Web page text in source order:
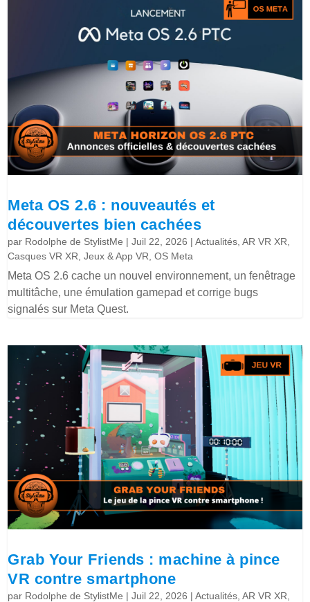
Meta OS 2.6 : nouveautés et
découvertes bien cachées
par Rodolphe de StylistMe |Juil 22, 2026 |Actualités ,AR VR XR
Casques VR XR ,Jeux & App VR ,OS Meta
Meta OS 2.6 cache un nouvel environnement, un fenêtrage
multitâche, une émulation gamepad et corrige bugs
signalés sur Meta Quest.
Grab Your Friends : machine à pince
VR contre smartphone
par Rodolphe de StylistMe |Juil 22, 2026 |Actualités ,AR VR XR